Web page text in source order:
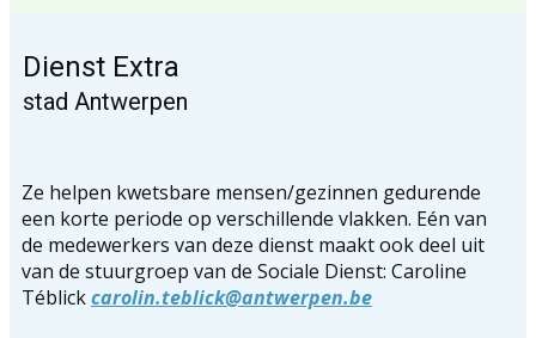
Dienst Extra
stad Antwerpen
Ze helpen kwetsbare mensen/gezinnen gedurende
een korte periode op verschillende vlakken. Eén van
de medewerkers van deze dienst maakt ook deel uit
van de stuurgroep van de Sociale Dienst: Caroline
Téblickcarolin.teblick@antwerpen.be